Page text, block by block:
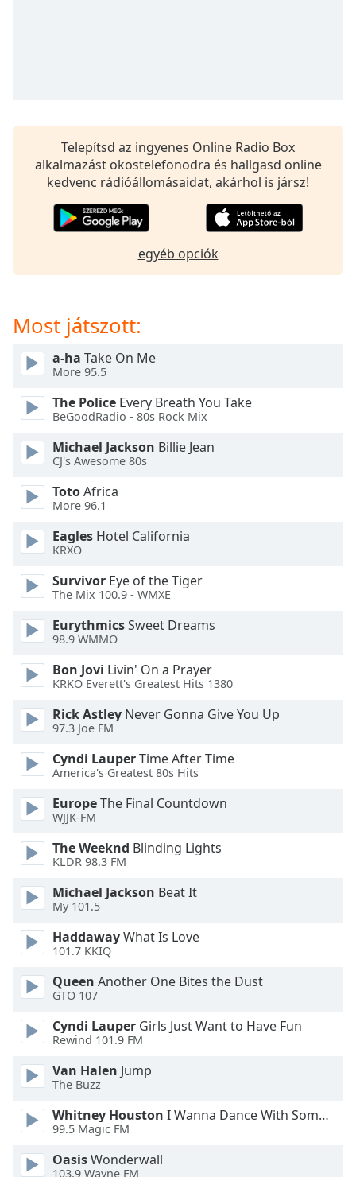
subtitles
settings
dialog
subtitles
selected
Fullscreen
modal
window.
Beginning
dialog
window.
cancel
and
close
window.
Text
Color
Opacity
Text
Color
Opacity
Caption
Background
Color
Opacity
Font
Size
Text
Edge
Telepítsd az ingyenes Online Radio Box
alkalmazást okostelefonodra és hallgasd online
kedvenc rádióállomásaidat, akárhol is jársz!
egyéb opciók
Most játszott:
a-ha Take On Me
More 95.5
The Police Every Breath You Take
BeGoodRadio - 80s Rock Mix
Michael Jackson Billie Jean
CJ's Awesome 80s
TotoAfrica
More 96.1
Eagles Hotel California
KRXO
Survivor Eye of the Tiger
The Mix 100.9 - WMXE
EurythmicsSweet Dreams
98.9 WMMO
Bon Jovi Livin' On a Prayer
KRKO Everett's Greatest Hits 1380
Rick Astley Never Gonna Give You Up
97.3 Joe FM
Cyndi LauperTime After Time
America's Greatest 80s Hits
EuropeThe Final Countdown
WJJK-FM
The Weeknd Blinding Lights
KLDR 98.3 FM
Michael Jackson Beat It
My 101.5
HaddawayWhat Is Love
101.7 KKIQ
Queen Another One Bites the Dust
GTO 107
Cyndi Lauper Girls Just Want to Have Fun
Rewind 101.9 FM
Van Halen Jump
The Buzz
Whitney Houston I Wanna Dance With Somebody
99.5 Magic FM
OasisWonderwall
103.9 Wayne FM